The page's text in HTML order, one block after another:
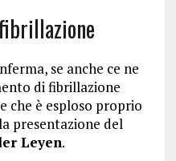
se anche ce ne
di fibrillazione
che è esploso proprio
presentazione del
Leyen.